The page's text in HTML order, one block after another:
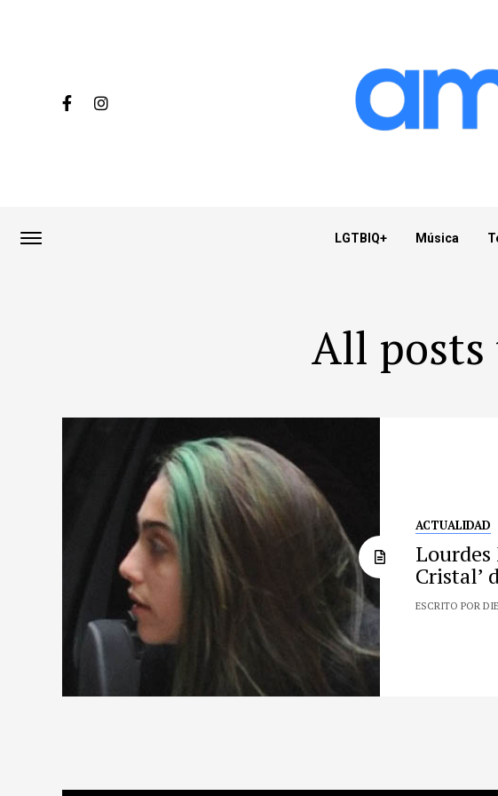
LGTBIQ+ Música
All posts
ACTUALIDAD
Lourdes
Cristal’
ESCRITO POR